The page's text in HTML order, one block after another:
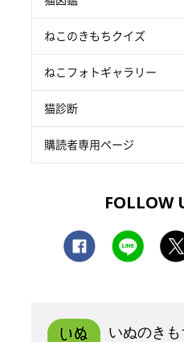
ねこのきもちクイズ
ねこフォトギャラリー
猫診断
購読者専用ページ
FOLLOW
いぬのきも